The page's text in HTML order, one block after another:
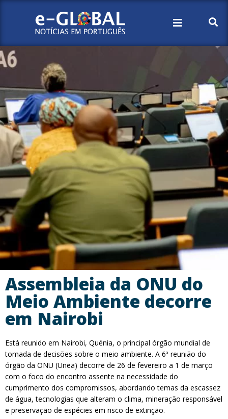
Assembleia da ONU do
Meio Ambiente decorre
em Nairobi
Está reunido em Nairobi, Quénia, o principal órgão mundial de
tomada de decisões sobre o meio ambiente. A 6ª reunião do
órgão da ONU (Unea) decorre de 26 de fevereiro a 1 de março
com o foco do encontro assente na necessidade do
cumprimento dos compromissos, abordando temas da escassez
de água, tecnologias que alteram o clima, mineração responsável
e preservação de espécies em risco de extinção.